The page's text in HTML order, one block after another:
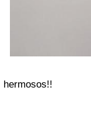
hermosos!!